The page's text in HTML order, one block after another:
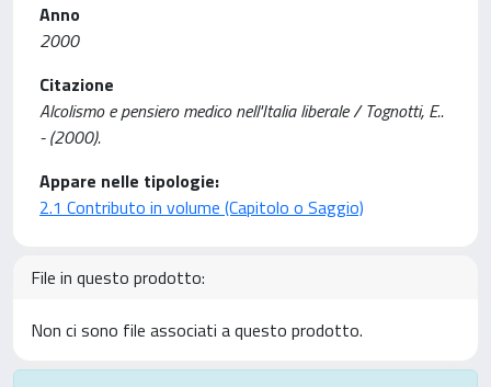
Anno
2000
Citazione
Alcolismo e pensiero medico nell'Italia liberale / Tognotti, E..
- (2000).
Appare nelle tipologie:
2.1 Contributo in volume (Capitolo o Saggio)
File in questo prodotto:
Non ci sono file associati a questo prodotto.